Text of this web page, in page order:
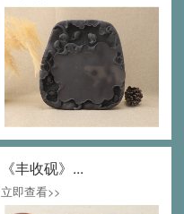
《丰收砚》...
立即查看>>